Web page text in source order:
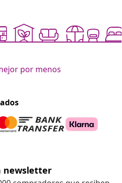
por menos
newsletter